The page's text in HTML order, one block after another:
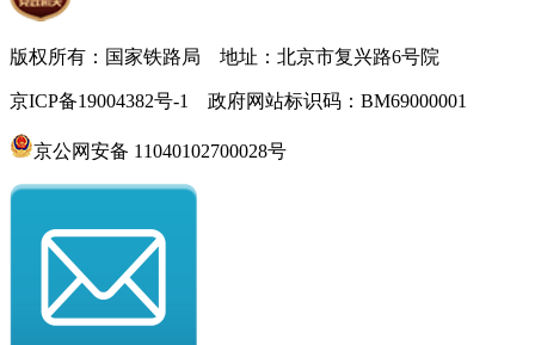
版权所有：国家铁路局 地址：北京市复兴路6号院
京ICP备19004382号-1 政府网站标识码：BM69000001
京公网安备 11040102700028号